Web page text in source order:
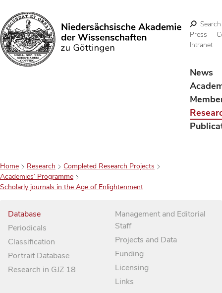
Search
Search
Press
Intranet
News
Home Research
Completed Research Projects
Academies’ Programme
Scholarly journals in the Age of Enlightenment
Database
Periodicals
Classification
Portrait Database
Research in GJZ 18
Management and Editorial
Staff
Projects and Data
Funding
Licensing
Links